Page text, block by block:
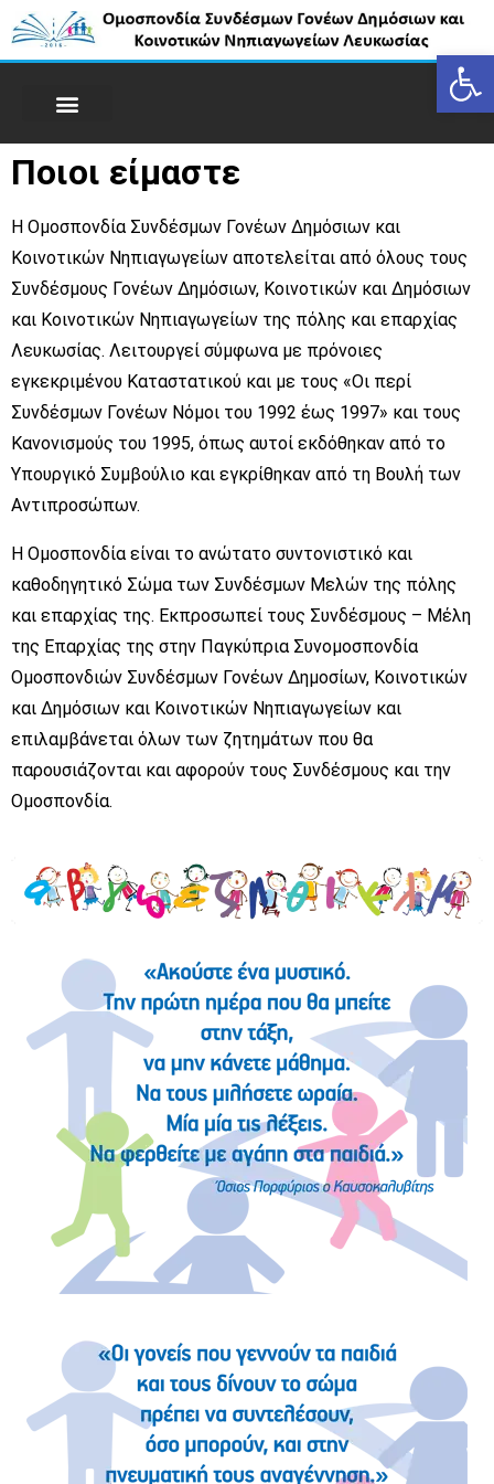
Ποιοι είμαστε
Η Ομοσπονδία Συνδέσμων Γονέων Δημόσιων και
Κοινοτικών Νηπιαγωγείων αποτελείται από όλους τους
Συνδέσμους Γονέων Δημόσιων, Κοινοτικών και Δημόσιων
και Κοινοτικών Νηπιαγωγείων της πόλης και επαρχίας
Λευκωσίας. Λειτουργεί σύμφωνα με πρόνοιες
εγκεκριμένου Καταστατικού και με τους «Οι περί
Συνδέσμων Γονέων Νόμοι του 1992 έως 1997» και τους
Κανονισμούς του 1995, όπως αυτοί εκδόθηκαν από το
Υπουργικό Συμβούλιο και εγκρίθηκαν από τη Βουλή των
Αντιπροσώπων.
Η Ομοσπονδία είναι το ανώτατο συντονιστικό και
καθοδηγητικό Σώμα των Συνδέσμων Μελών της πόλης
και επαρχίας της. Εκπροσωπεί τους Συνδέσμους – Μέλη
της Επαρχίας της στην Παγκύπρια Συνομοσπονδία
Ομοσπονδιών Συνδέσμων Γονέων Δημοσίων, Κοινοτικών
και Δημόσιων και Κοινοτικών Νηπιαγωγείων και
επιλαμβάνεται όλων των ζητημάτων που θα
παρουσιάζονται και αφορούν τους Συνδέσμους και την
Ομοσπονδία.